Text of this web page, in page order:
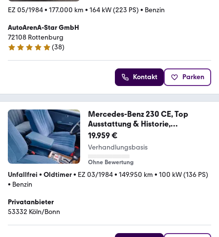
EZ 05/1984• 177.000 km • 164 kW (223 PS) • Benzin
AutoArenA-Star GmbH
72108 Rottenburg
5 Sterne
(38)
Kontakt Parken
Mercedes-Benz 230 CE, Top
Ausstattung & Historie,
Scheckheft
19.959 €
Verhandlungsbasis
Ohne Bewertung
Unfallfrei • Oldtimer• EZ 03/1984• 149.950 km • 100 kW (136 PS)
• Benzin
Privatanbieter
53332 Köln/Bonn